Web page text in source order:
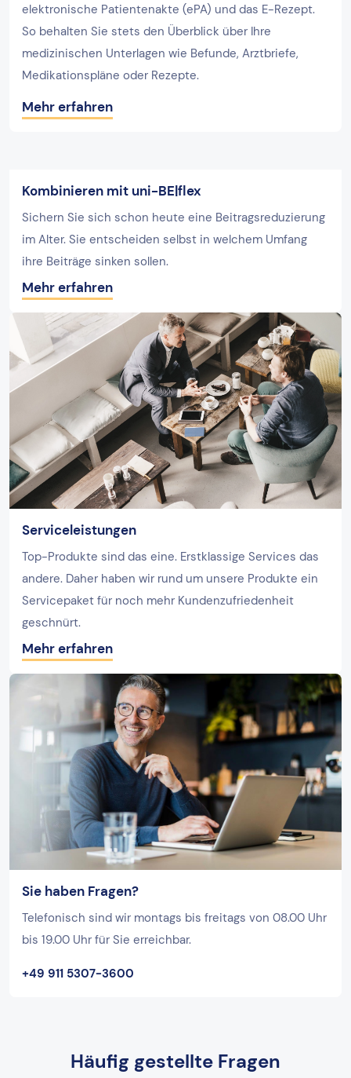
elektronische Patientenakte (ePA) und das E-Rezept.
So behalten Sie stets den Überblick über Ihre
medizinischen Unterlagen wie Befunde, Arztbriefe,
Medikationspläne oder Rezepte.
Mehr erfahren
Kombinieren mit uni-BE|flex
Sichern Sie sich schon heute eine Beitragsreduzierung
im Alter. Sie entscheiden selbst in welchem Umfang
ihre Beiträge sinken sollen.
Mehr erfahren
Serviceleistungen
Top-Produkte sind das eine. Erstklassige Services das
andere. Daher haben wir rund um unsere Produkte ein
Servicepaket für noch mehr Kundenzufriedenheit
geschnürt.
Mehr erfahren
Sie haben Fragen?
Telefonisch sind wir montags bis freitags von 08.00 Uhr
bis 19.00 Uhr für Sie erreichbar.
+49 911 5307-3600
Häufig gestellte Fragen